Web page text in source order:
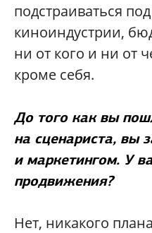
подстраиваться
киноиндустрии,
ни от кого и ни от
кроме себя.
До того как вы
на сценариста, вы
и маркетингом. У
продвижения?
Нет, никакого